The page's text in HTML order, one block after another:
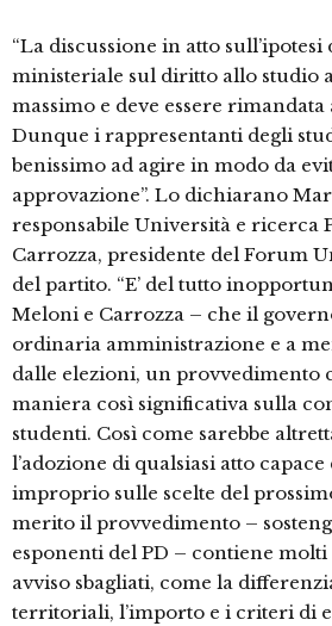
“La discussione in atto sull’ipotesi
ministeriale sul diritto allo studio
massimo e deve essere
Dunque i rappresentanti degli
benissimo ad agire in modo da
approvazione”. Lo dichiarano
responsabile Università e ricerca
Carrozza, presidente del Forum
del partito. “E’ del tutto
Meloni e Carrozza – che il
ordinaria amministrazione e a
dalle elezioni, un provvedimento
maniera così significativa sulla
studenti. Così come sarebbe
l’adozione di qualsiasi atto
improprio sulle scelte del
merito il provvedimento –
esponenti del PD – contiene molti
avviso sbagliati, come la
territoriali, l’importo e i criteri di